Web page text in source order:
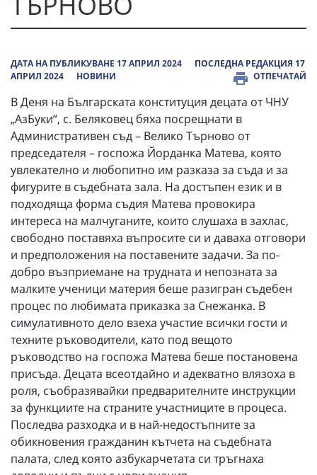
ДАТА НА ПУБЛИКУВАНЕ 17 АПРИЛ 2024
ПОСЛЕДНА РЕДАКЦИЯ 17
АПРИЛ 2024
НОВИНИ ОТПЕЧАТАЙ
В Деня на Българската конституция децата от ЧНУ
„АзБуки“, с. Беляковец бяха посрещнати в
Административен съд – Велико Търново от
председателя – госпожа Йорданка Матева, която
увлекателно и любопитно им разказа за съда и за
фигурите в съдебната зала. На достъпен език и в
подходяща форма съдия Матева провокира
интереса на малчуганите, които слушаха в захлас,
свободно поставяха въпросите си и даваха отговори
и предположения на поставените задачи. За по-
добро възприемане на трудната и непозната за
малките ученици материя беше разигран съдебен
процес по любимата приказка за Снежанка. В
симулативното дело взеха участие всички гости и
техните ръководители, като под вещото
ръководство на госпожа Матева беше постановена
присъда. Децата всеотдайно и адекватно влязоха в
роля, съобразявайки предварителните инструкции
за функциите на страните участниците в процеса.
Последва разходка и в най-недостъпните за
обикновения гражданин кътчета на съдебната
палата, след която азбукарчетата си тръгнаха